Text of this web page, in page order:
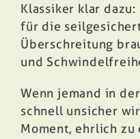
Klassiker klar
für die
Überschreitung
und
Wenn jemand in
schnell unsicher
Moment, ehrlich